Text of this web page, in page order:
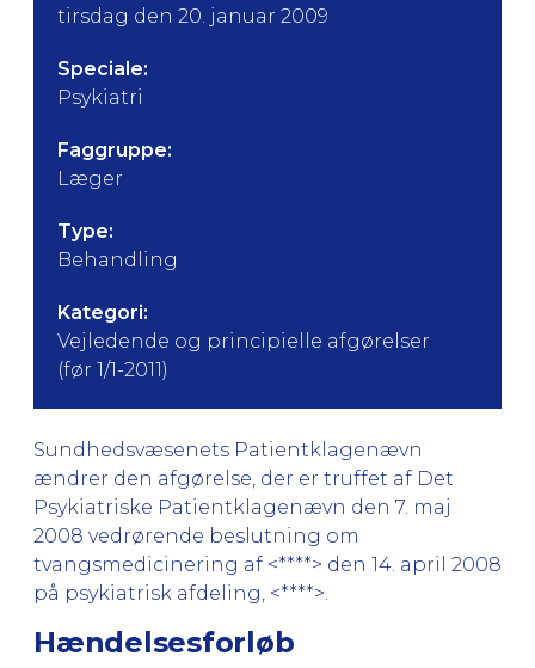
tirsdag den 20. januar 2009
Speciale:
Psykiatri
Faggruppe:
Læger
Type:
Behandling
Kategori:
Vejledende og principielle afgørelser
(før 1/1-2011)
Sundhedsvæsenets Patientklagenævn
ændrer den afgørelse, der er truffet af Det
Psykiatriske Patientklagenævn den 7. maj
2008 vedrørende beslutning om
tvangsmedicinering af <****> den 14. april 2008
på psykiatrisk afdeling, <****>.
Hændelsesforløb